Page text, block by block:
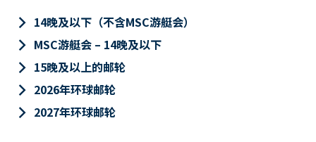
keyboard_arrow_right 14晚及以下（不含MSC游艇会）
keyboard_arrow_right MSC游艇会 – 14晚及以下
keyboard_arrow_right 15晚及以上的邮轮
keyboard_arrow_right 2026年环球邮轮
keyboard_arrow_right 2027年环球邮轮